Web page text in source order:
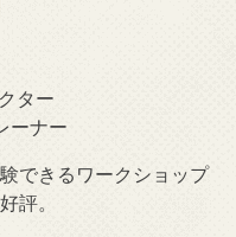
ター
ーナー
できるワークショップ
評。